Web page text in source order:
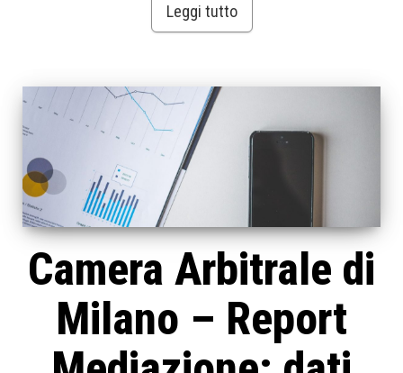
Leggi tutto
Camera Arbitrale di
Milano – Report